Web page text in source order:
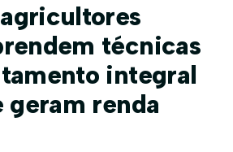
técnicas
integral
geram renda